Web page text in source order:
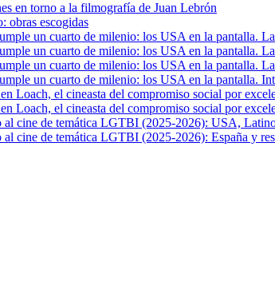
en torno a la filmografía de Juan Lebrón
obras escogidas
un cuarto de milenio: los USA en la pantalla.
un cuarto de milenio: los USA en la pantalla.
un cuarto de milenio: los USA en la pantalla.
un cuarto de milenio: los USA en la pantalla.
Loach, el cineasta del compromiso social por
Loach, el cineasta del compromiso social por
al cine de temática LGTBI (2025-2026): USA,
al cine de temática LGTBI (2025-2026): España y